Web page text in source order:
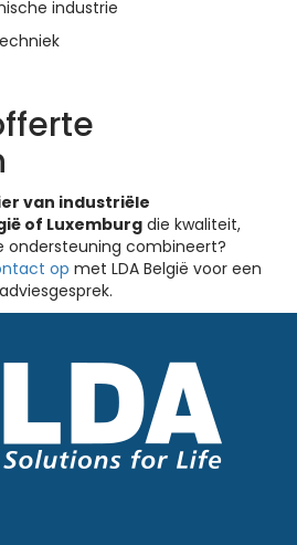
industrie
van industriële
of Luxemburg die kwaliteit,
ondersteuning combineert?
op met LDA België voor een